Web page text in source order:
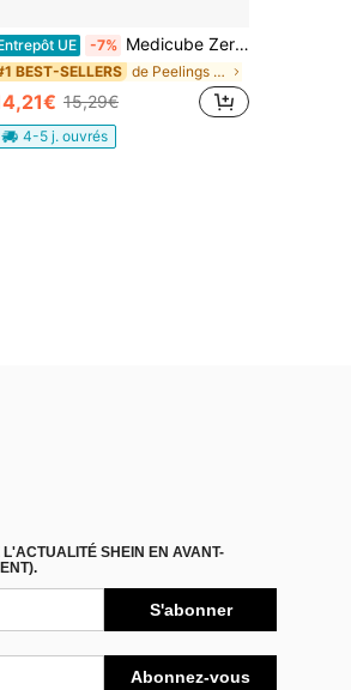
UE -7% Medicube Zero Pore Pad 2.0 155G - Disques exfoliants anti-pores
BEST-SELLERS de Peelings exfoliants pour le visage
15,29€
4-5 j. ouvrés
SHEIN EN AVANT-
S'abonner
Abonnez-vous